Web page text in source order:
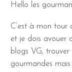
Hello les
C’est à mon tour
et je dois avouer
blogs VG, trouver
gourmandes